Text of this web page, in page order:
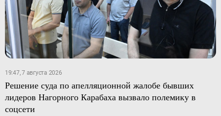
19:47, 7 августа 2026
Решение суда по апелляционной жалобе бывших
лидеров Нагорного Карабаха вызвало полемику в
соцсети